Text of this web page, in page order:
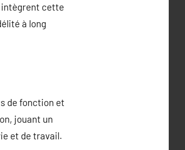
intègrent cette
à long
de fonction et
jouant un
et de travail.